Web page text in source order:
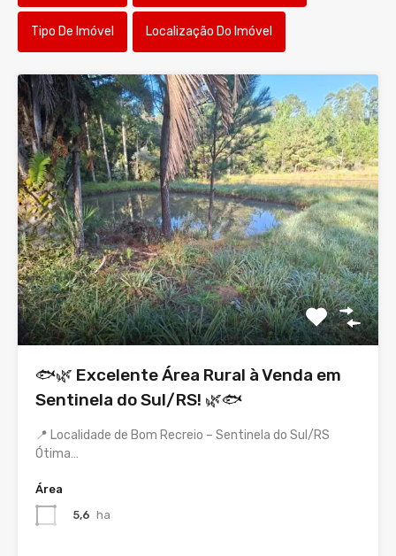
Tipo De Imóvel Localização Do Imóvel
🐟🌿 Excelente Área Rural à Venda em
Sentinela do Sul/RS! 🌿🐟
📍 Localidade de Bom Recreio – Sentinela do Sul/RS
Ótima…
Área
5,6 ha